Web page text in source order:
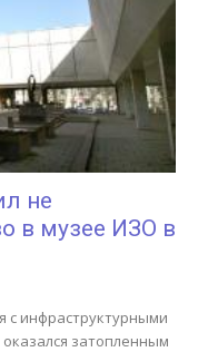
не
в музее ИЗО в
с инфраструктурными
затопленным